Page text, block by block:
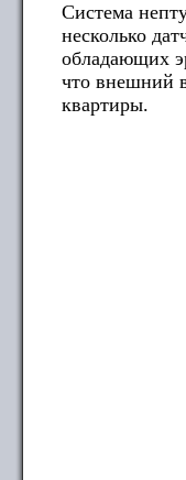
Система
несколько
обладающих
что внешний
квартиры.